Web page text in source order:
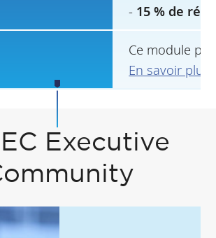
- 15 % de
Ce module
En savoir plus
Executive